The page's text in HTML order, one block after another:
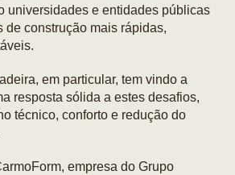
universidades e entidades públicas
de construção mais rápidas,
em particular, tem vindo a
resposta sólida a estes desafios,
técnico, conforto e redução do
empresa do Grupo